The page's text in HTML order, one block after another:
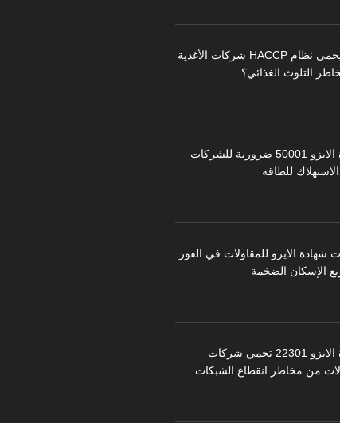
كيف يحمي نظام HACCP شركات الأغذية
التلوث الغذائي؟
شهادة الايزو 50001 ضرورية للشركات
للطاقة
شهادة الايزو للمقاولات في الفوز
الإسكان الضخمة
شهادة الايزو 22301 تحمي شركات
من مخاطر انقطاع الشبكات